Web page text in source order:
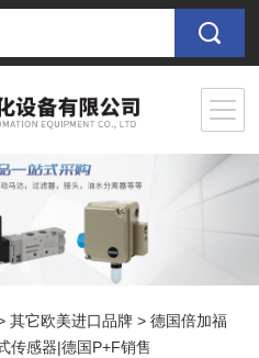
其它欧美进口品牌 >德国倍加福
传感器|德国P+F销售